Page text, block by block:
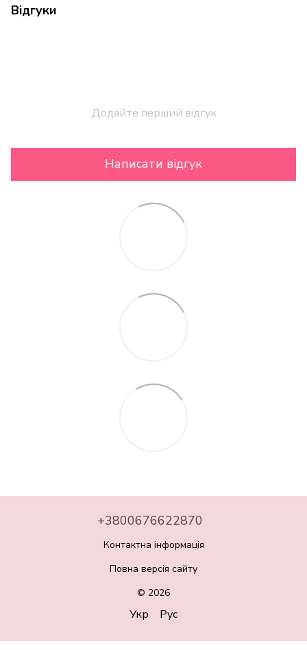
Відгуки
Додайте перший відгук
Написати відгук
+3800676622870
Контактна інформація
Повна версія сайту
© 2026
Укр Рус